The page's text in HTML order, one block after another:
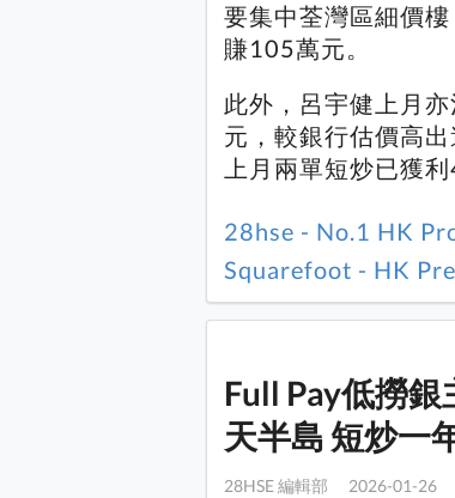
要集中荃灣區細價
賺105萬元。
此外，呂宇健上月
元，較銀行估價高
上月兩單短炒已獲
28hse - No.1 HK
Squarefoot - HK
Full Pay低撈
天半島 短炒一
28HSE 編輯部 2026-01-26